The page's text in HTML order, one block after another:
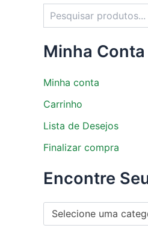
Minha Conta
Minha conta
Carrinho
Lista de Desejos
Finalizar compra
Encontre
Selecione uma
m
c
g
o
r
a